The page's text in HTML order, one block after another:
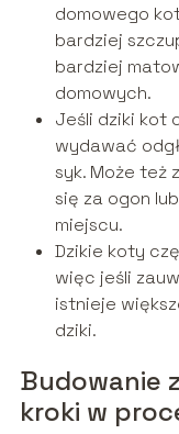
domowego
bardziej
bardziej
domowych.
Jeśli dziki kot
wydawać
syk. Może też
się za ogon
miejscu.
Dzikie koty
więc jeśli
istnieje
dziki.
Budowanie
kroki w